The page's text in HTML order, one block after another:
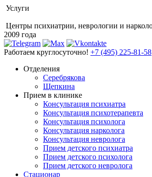
Услуги
Центры психиатрии, неврологии и
2009 года
Работаем круглосуточно! +7 (495) 225-81-58
Отделения
Серебрякова
Щепкина
Прием в клинике
Консультация психиатра
Консультация психотерапевта
Консультация психолога
Консультация нарколога
Консультация невролога
Прием детского психиатра
Прием детского психолога
Прием детского невролога
Стационар